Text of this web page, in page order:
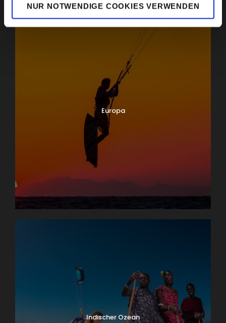
NUR NOTWENDIGE COOKIES VERWENDEN
Europa
Indischer Ozean